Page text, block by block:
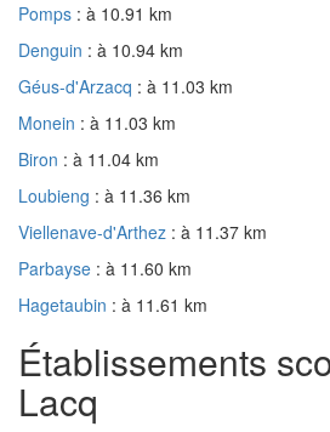
Pomps : à 10.91 km
Denguin : à 10.94 km
Géus-d'Arzacq : à 11.03 km
Monein : à 11.03 km
Biron : à 11.04 km
Loubieng : à 11.36 km
Viellenave-d'Arthez : à 11.37 km
Parbayse : à 11.60 km
Hagetaubin : à 11.61 km
Établissements
Lacq